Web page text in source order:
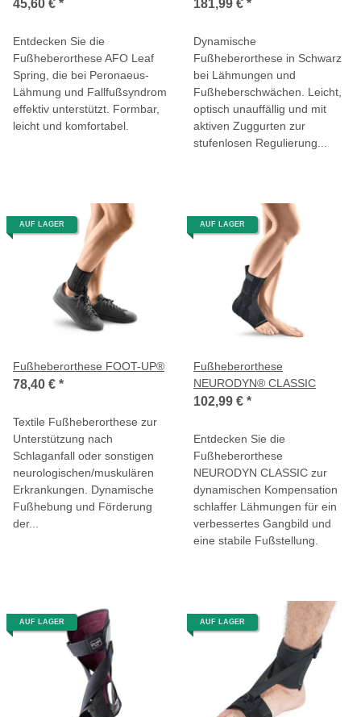
45,60 € *
Entdecken Sie die
Fußheberorthese AFO Leaf
Spring, die bei Peronaeus-
Lähmung und Fallfußsyndrom
effektiv unterstützt. Formbar,
leicht und komfortabel.
181,99 € *
Dynamische
Fußheberorthese in Schwarz
bei Lähmungen und
Fußheberschwächen. Leicht,
optisch unauffällig und mit
aktiven Zuggurten zur
stufenlosen Regulierung...
AUF LAGER
Fußheberorthese FOOT-UP®
78,40 € *
Textile Fußheberorthese zur
Unterstützung nach
Schlaganfall oder sonstigen
neurologischen/muskulären
Erkrankungen. Dynamische
Fußhebung und Förderung
der...
AUF LAGER
Fußheberorthese
NEURODYN® CLASSIC
102,99 € *
Entdecken Sie die
Fußheberorthese
NEURODYN CLASSIC zur
dynamischen Kompensation
schlaffer Lähmungen für ein
verbessertes Gangbild und
eine stabile Fußstellung.
AUF LAGER AUF LAGER